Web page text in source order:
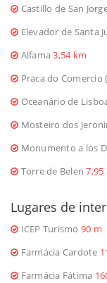
Castillo de San
Elevador de Santa
Alfama3,54 km
Praca do Comercio
Oceanário de
Mosteiro dos
Monumento a los
Torre de Belen7,95
Lugares de
ICEP Turismo 90 m
Farmácia Cardote
Farmácia Fátima